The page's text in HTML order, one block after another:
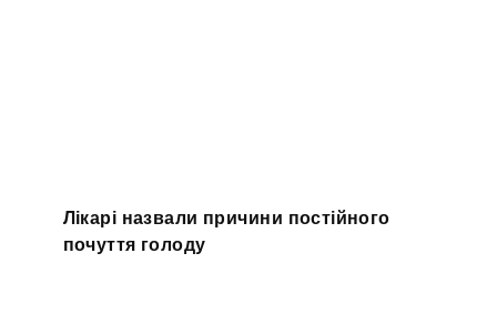
Лікарі назвали причини постійного
почуття голоду